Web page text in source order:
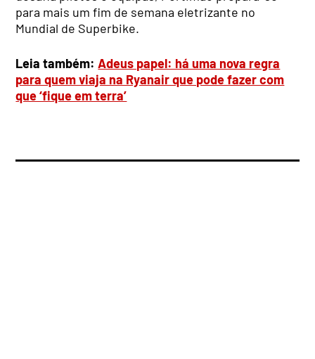
para mais um fim de semana eletrizante no
Mundial de Superbike.
Leia também:Adeus papel: há uma nova regra
para quem viaja na Ryanair que pode fazer com
que ‘fique em terra’